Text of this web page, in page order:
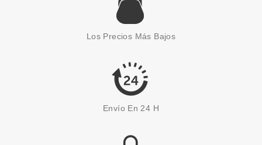
Los Precios Más Bajos
Envío En 24 H